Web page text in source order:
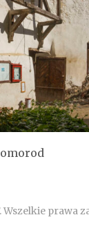
Wszelkie prawa